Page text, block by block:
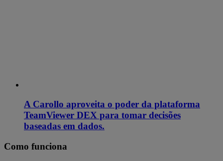
A Carollo aproveita o poder da plataforma
TeamViewer DEX para tomar decisões
baseadas em dados.
Como funciona